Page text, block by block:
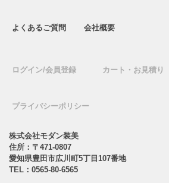
よくあるご質問 会社概要
ログイン/会員登録 カート・お見積り
プライバシーポリシー
株式会社モダン装美
住所：〒471-0807
愛知県豊田市広川町5丁目107番地
TEL： 0565-80-6565